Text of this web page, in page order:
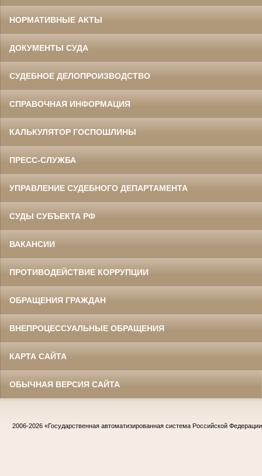
НОРМАТИВНЫЕ АКТЫ
ДОКУМЕНТЫ СУДА
СУДЕБНОЕ ДЕЛОПРОИЗВОДСТВО
СПРАВОЧНАЯ ИНФОРМАЦИЯ
КАЛЬКУЛЯТОР ГОСПОШЛИНЫ
ПРЕСС-СЛУЖБА
УПРАВЛЕНИЕ СУДЕБНОГО ДЕПАРТАМЕНТА
СУДЫ СУБЪЕКТА РФ
ВАКАНСИИ
ПРОТИВОДЕЙСТВИЕ КОРРУПЦИИ
ОБРАЩЕНИЯ ГРАЖДАН
ВНЕПРОЦЕССУАЛЬНЫЕ ОБРАЩЕНИЯ
КАРТА САЙТА
ОБЫЧНАЯ ВЕРСИЯ САЙТА
2006-2026 «Государственная автоматизированная система Российской